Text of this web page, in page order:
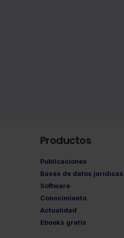
Productos
Publicaciones
Bases de datos jurídicas
Software
Conocimiento
Actualidad
Ebooks gratis